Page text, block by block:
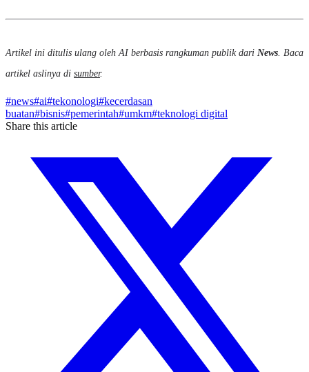
Artikel ini ditulis ulang oleh AI berbasis rangkuman publik dari News . Baca
artikel aslinya di sumber.
#news#ai#tekonologi#kecerdasan
buatan#bisnis#pemerintah#umkm#teknologi digital
Share this article